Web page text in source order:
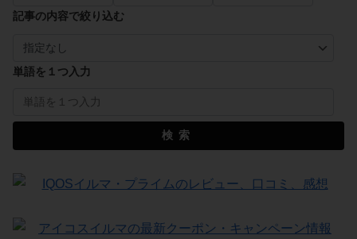
記事の内容で絞り込む
単語を１つ入力
検索